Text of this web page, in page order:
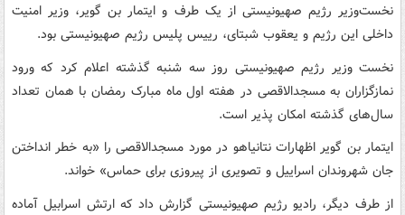
نخست‌وزیر رژیم صهیونیستی از یک طرف و ایتمار بن گویر، وزیر امنیت
داخلی این رژیم و یعقوب شبتای، رییس پلیس رژیم صهیونیستی بود.
نخست وزیر رژیم صهیونیستی روز سه شنبه گذشته اعلام کرد که ورود
نمازگزاران به مسجدالاقصی در هفته اول ماه مبارک رمضان با همان تعداد
سال‌های گذشته امکان پذیر است.
ایتمار بن گویر اظهارات نتانیاهو در مورد مسجدالاقصی را «به خطر انداختن
جان شهروندان اسراییل و تصویری از پیروزی برای حماس» خواند.
از طرف دیگر، رادیو رژیم صهیونیستی گزارش داد که ارتش اسرابیل آماده